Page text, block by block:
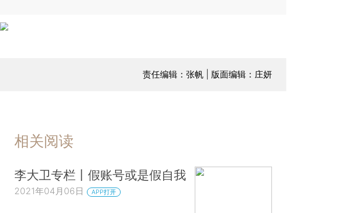
责任编辑：张帆 | 版面编辑：庄妍
相关阅读
李大卫专栏丨假账号或是假自我
2021年04月06日 APP打开